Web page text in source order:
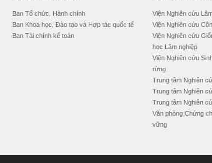
Ban Tổ chức, Hành chính
Ban Khoa học, Đào tạo và Hợp tác quốc tế
Ban Tài chính kế toán
Viện Nghiên cứu
Viện Nghiên cứu
Viện Nghiên cứu
học Lâm nghiệp
Viện Nghiên cứu
rừng
Trung tâm Nghiên
Trung tâm Nghiên
Trung tâm Nghiên
Văn phòng Chứng
vững